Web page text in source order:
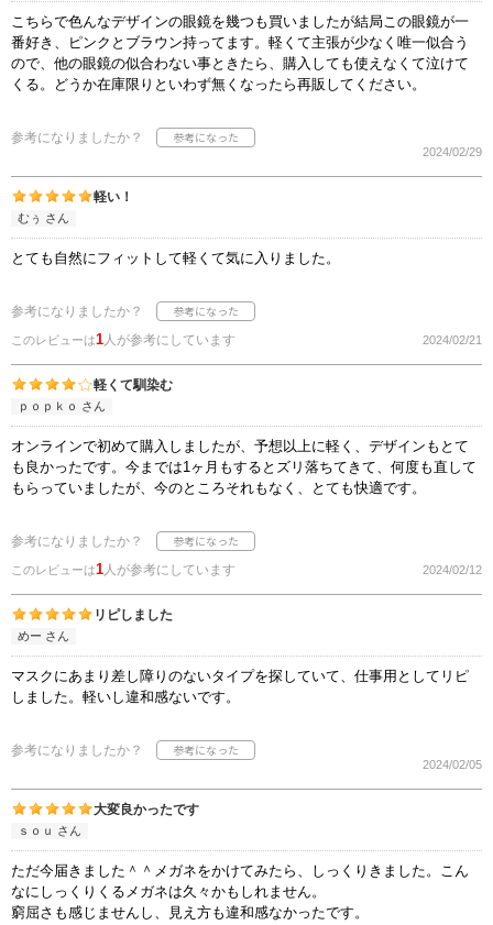
こちらで色んなデザインの眼鏡を幾つも買いましたが結局この眼鏡が一
番好き、ピンクとブラウン持ってます。軽くて主張が少なく唯一似合う
ので、他の眼鏡の似合わない事ときたら、購入しても使えなくて泣けて
くる。どうか在庫限りといわず無くなったら再販してください。
参考になりましたか？
2024/02/29
軽い！
むぅ さん
とても自然にフィットして軽くて気に入りました。
参考になりましたか？
このレビューは1人が参考にしています 2024/02/21
軽くて馴染む
ｐｏｐｋｏ さん
オンラインで初めて購入しましたが、予想以上に軽く、デザインもとて
も良かったです。今までは1ヶ月もするとズリ落ちてきて、何度も直して
もらっていましたが、今のところそれもなく、とても快適です。
参考になりましたか？
このレビューは1人が参考にしています 2024/02/12
リピしました
めー さん
マスクにあまり差し障りのないタイプを探していて、仕事用としてリピ
しました。軽いし違和感ないです。
参考になりましたか？
2024/02/05
大変良かったです
ｓｏｕ さん
ただ今届きました＾＾メガネをかけてみたら、しっくりきました。こん
なにしっくりくるメガネは久々かもしれません。
窮屈さも感じませんし、見え方も違和感なかったです。